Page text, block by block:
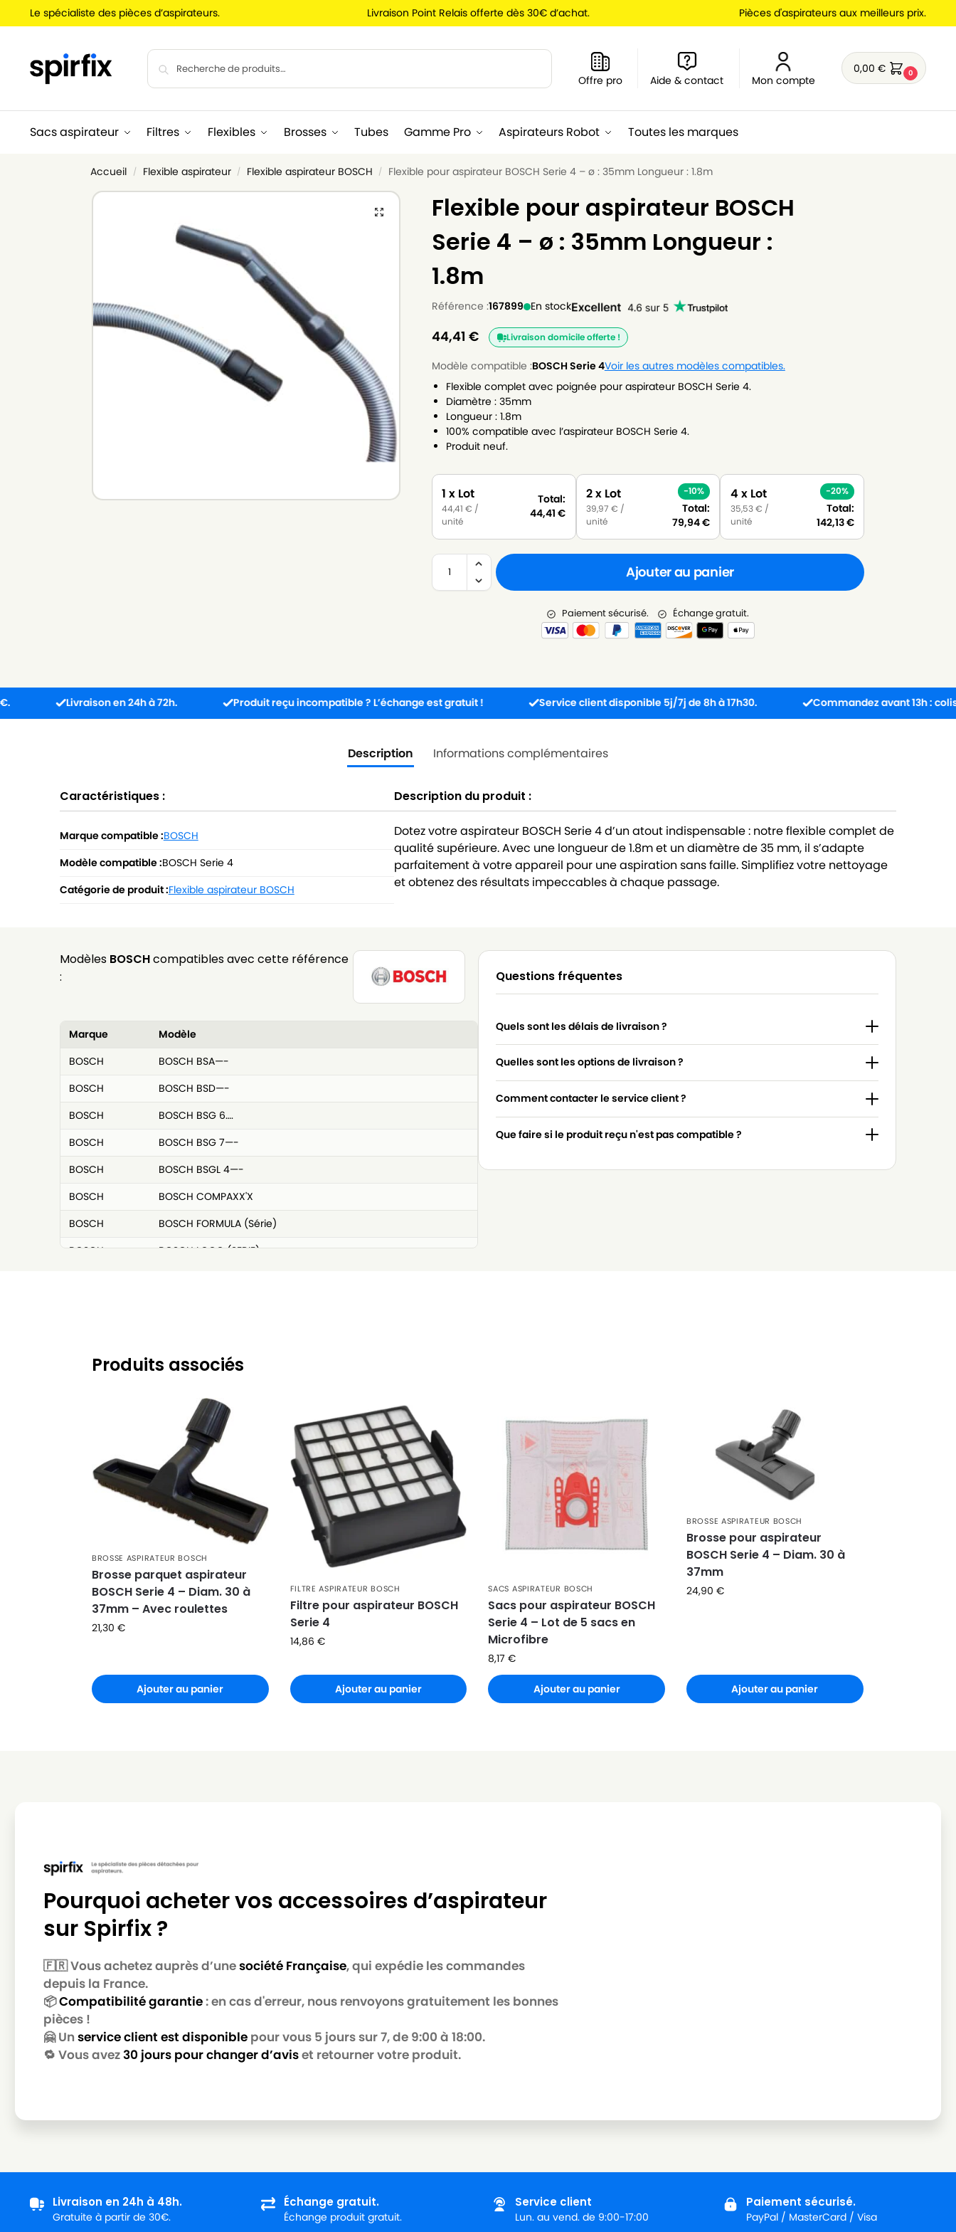
Le spécialiste des pièces d’aspirateurs. Livraison Point Relais offerte dès 30€ d’achat. Pièces d'aspirateurs aux meilleurs prix.
Offre pro Aide & contact Mon compte
0,00€ 0
Sacs aspirateur Filtres Flexibles Brosses Tubes Gamme Pro Aspirateurs Robot Toutes les marques
Accueil / Flexible aspirateur / Flexible aspirateur BOSCH / Flexible pour aspirateur BOSCH Serie 4 – ø : 35mm Longueur : 1.8m
Flexible pour aspirateur BOSCH
Serie 4 – ø : 35mm Longueur :
1.8m
Référence :167899 En stock
44,41 € Livraison domicile offerte !
Modèle compatible :BOSCH Serie 4Voir les autres modèles compatibles.
Flexible complet avec poignée pour aspirateur BOSCH Serie 4.
Diamètre : 35mm
Longueur : 1.8m
100% compatible avec l’aspirateur BOSCH Serie 4.
Produit neuf.
1 x Lot
44,41€ /
unité
Total:
44,41 €
2 x Lot
39,97€ /
unité
-10%
Total:
79,94€
4 x Lot
35,53€ /
unité
-20%
Total:
142,13€
Ajouter au panier
Paiement sécurisé. Échange gratuit.
Livraison en 24h à 72h. Produit reçu incompatible ? L’échange est gratuit ! Service client disponible 5j/7j de 8h à 17h30. Commandez avant 13h : colis
Description Informations complémentaires
Caractéristiques :
Marque compatible :BOSCH
Modèle compatible :BOSCH Serie 4
Catégorie de produit :Flexible aspirateur BOSCH
Description du produit :
Dotez votre aspirateur BOSCH Serie 4 d’un atout indispensable : notre flexible complet de
qualité supérieure. Avec une longueur de 1.8m et un diamètre de 35 mm, il s’adapte
parfaitement à votre appareil pour une aspiration sans faille. Simplifiez votre nettoyage
et obtenez des résultats impeccables à chaque passage.
Modèles BOSCHcompatibles avec cette référence
:
Marque
Modèle
BOSCH
BOSCH BSA—-
BOSCH
BOSCH BSD—-
BOSCH
BOSCH BSG 6….
BOSCH
BOSCH BSG 7—-
BOSCH
BOSCH BSGL 4—-
BOSCH
BOSCH COMPAXX'X
BOSCH
BOSCH FORMULA (Série)
BOSCH
BOSCH LOGO (SERIE)
BOSCH
BOSCH SPHERA BAG & BAGLESS (SERIE)
BOSCH SPHERA PRO SILENCE (SERIE)
BOSCH Serie 2
BOSCH
BOSCH Serie 4
Questions fréquentes
Quels sont les délais de livraison ?
Quelles sont les options de livraison ?
Comment contacter le service client ?
Que faire si le produit reçu n'est pas compatible ?
Produits associés
BROSSE ASPIRATEUR BOSCH
Brosse parquet aspirateur
BOSCH Serie 4 – Diam. 30 à
37mm – Avec roulettes
21,30 €
Ajouter au panier
FILTRE ASPIRATEUR BOSCH
Filtre pour aspirateur BOSCH
Serie 4
14,86 €
Ajouter au panier
SACS ASPIRATEUR BOSCH
Sacs pour aspirateur BOSCH
Serie 4 – Lot de 5 sacs en
Microfibre
8,17€
Ajouter au panier
BROSSE ASPIRATEUR BOSCH
Brosse pour aspirateur
BOSCH Serie 4 – Diam. 30 à
37mm
24,90€
Ajouter au panier
Pourquoi acheter vos accessoires d’aspirateur
sur Spirfix ?
🇫🇷 Vous achetez auprès d’unesociété Française, qui expédie les commandes
depuis la France.
📦Compatibilité garantie: en cas d'erreur, nous renvoyons gratuitement les bonnes
pièces !
🤗 Un service client est disponible pour vous 5 jours sur 7, de 9:00 à 18:00.
🔁 Vous avez30 jours pour changer d’aviset retourner votre produit.
Livraison en 24h à 48h.
Gratuite à partir de 30€.
Échange gratuit.
Échange produit gratuit.
Service client
Lun. au vend. de 9:00-17:00
Paiement sécurisé.
PayPal / MasterCard / Visa